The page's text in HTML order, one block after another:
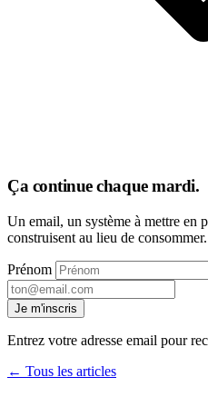
Ça continue chaque mardi.
Un email, un système à mettre en
construisent au lieu de consommer.
Prénom
Je m'inscris
Entrez votre adresse email pour
← Tous les articles